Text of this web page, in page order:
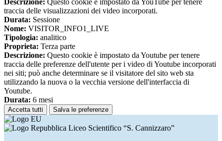
Descrizione: Questo cookie è impostato da YouTube per tenere
traccia delle visualizzazioni dei video incorporati.
Durata: Sessione
Nome: VISITOR_INFO1_LIVE
Tipologia: analitico
Proprieta: Terza parte
Descrizione: Questo cookie è impostato da Youtube per tenere
traccia delle preferenze dell'utente per i video di Youtube incorporati
nei siti; può anche determinare se il visitatore del sito web sta
utilizzando la nuova o la vecchia versione dell'interfaccia di
Youtube.
Durata: 6 mesi
Accetta tutti Salva le preferenze
Liceo Scientifico “S. Cannizzaro”